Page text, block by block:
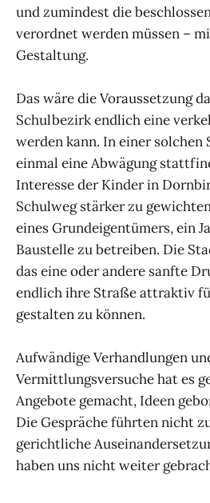
und zumindest die
verordnet werden müssen –
Gestaltung.
Das wäre die Voraussetzung
Schulbezirk endlich eine
werden kann. In einer
einmal eine Abwägung
Interesse der Kinder in
Schulweg stärker zu
eines Grundeigentümers, ein
Baustelle zu betreiben. Die
das eine oder andere sanfte
endlich ihre Straße attraktiv
gestalten zu können.
Aufwändige Verhandlungen
Vermittlungsversuche hat es
Angebote gemacht, Ideen
Die Gespräche führten nicht
gerichtliche
haben uns nicht weiter